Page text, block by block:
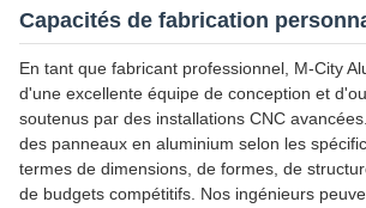
Capacités de fabrication
En tant que fabricant professionnel, M-City
d'une excellente équipe de conception et
soutenus par des installations CNC
des panneaux en aluminium selon les
termes de dimensions, de formes, de
de budgets compétitifs. Nos ingénieurs